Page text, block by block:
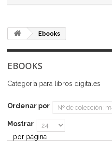
Ebooks
EBOOKS
Categoría para libros digitales
Ordenar por
Mostrar
por página